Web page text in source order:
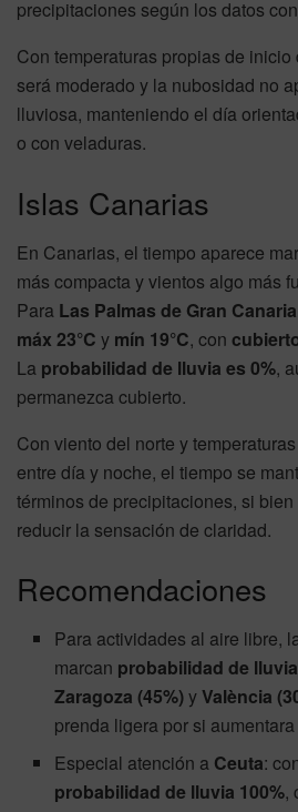
precipitaciones según los datos
Con temperaturas propias de
será moderado y la nubosidad no
lluviosa, manteniendo el día
o con veladuras.
Islas Canarias
En Canarias, el tiempo aparece
más compacta y vientos algo más
Para Las Palmas de Gran Canaria
máx 23°C y mín 19°C, con
La probabilidad de lluvia es 0%,
permanezca cubierto.
Con viento del norte y
entre día y noche, el tiempo se
términos de precipitaciones, si
reducir la sensación de claridad.
Recomendaciones
Para actividades al aire libre,
marcan probabilidad de
Zaragoza (45%)yValència
prenda ligera por si
Especial atención a Ceuta:
probabilidad de lluvia 100%,